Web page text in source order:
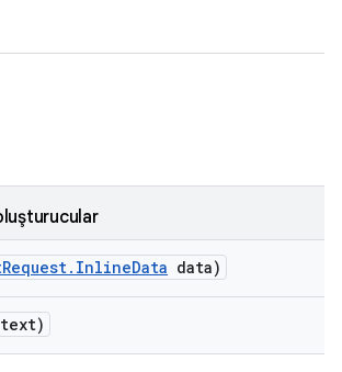
Request. InlineData data)